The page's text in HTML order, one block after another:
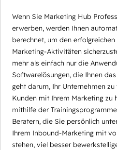
Wenn Sie Marketing Hub
erwerben, werden Ihnen
berechnet, um den
Marketing-Aktivitäten
mehr als einfach nur die
Softwarelösungen, die Ihnen
geht darum, Ihr Unternehmen
Kunden mit Ihrem Marketing zu
mithilfe der
Beratern, die Sie persönlich
Ihrem Inbound-Marketing mit
stehen, viel besser